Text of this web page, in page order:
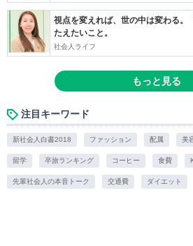
視点を変えれば、世の中は変わる
たえたいこと。
社会人ライフ
もっと見る
注目キーワード
新社会人白書2018 ファッション 配属 美
留学 卒旅ランキング コーヒー 食費
先輩社会人の本音トーク 交通費 ダイエット